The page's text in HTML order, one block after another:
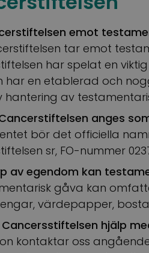
emot
tar emot
har spelat en
har en etablerad och
hantering av
anges
bör det officiella
sr, FO-nummer
av egendom kan
gåva kan
värdepapper,
Cancersstiftelsen hjälp
kontaktar oss